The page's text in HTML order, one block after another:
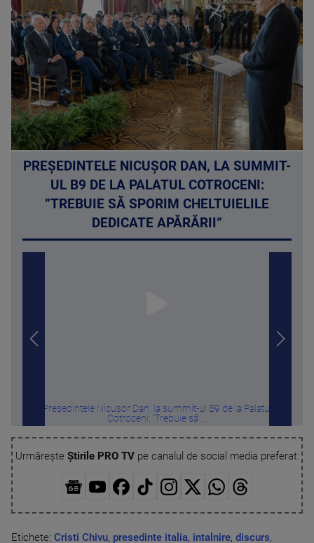
PREȘEDINTELE NICUȘOR DAN, LA SUMMIT-
UL B9 DE LA PALATUL COTROCENI:
”TREBUIE SĂ SPORIM CHELTUIELILE
DEDICATE APĂRĂRII”
Președintele Nicușor Dan, la summit-ul B9 de la Palatul
Cotroceni: ”Trebuie să ...
Urmărește Știrile PRO TVpe canalul de social media preferat:
Etichete: Cristi Chivu, presedinte italia, intalnire, discurs,